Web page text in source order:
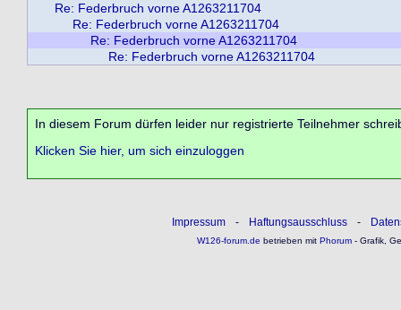
Re: Federbruch vorne A1263211704
Re: Federbruch vorne A1263211704
Re: Federbruch vorne A1263211704
Re: Federbruch vorne A1263211704
In diesem Forum dürfen leider nur registrierte Teilnehmer
Klicken Sie hier, um sich einzuloggen
Impressum - Haftungsausschluss -
W126-forum.de betrieben mitPhorum- Grafik,